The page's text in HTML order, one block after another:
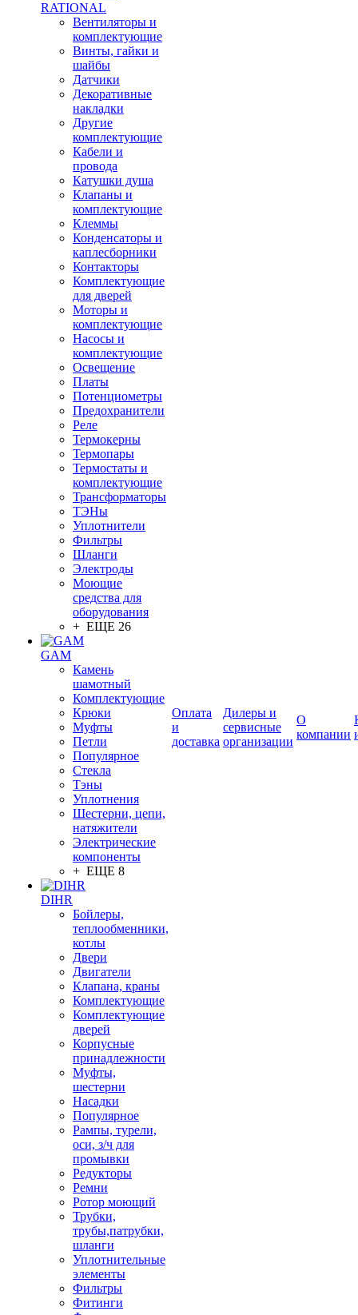
RATIONAL
Вентиляторы и
комплектующие
Винты, гайки и
шайбы
Датчики
Декоративные
накладки
Другие
комплектующие
Кабели и
провода
Катушки душа
Клапаны и
комплектующие
Клеммы
Конденсаторы и
каплесборники
Контакторы
Комплектующие
для дверей
Моторы и
комплектующие
Насосы и
комплектующие
Освещение
Платы
Потенциометры
Предохранители
Реле
Термокерны
Термопары
Термостаты и
комплектующие
Трансформаторы
ТЭНы
Уплотнители
Фильтры
Шланги
Электроды
Моющие
средства для
оборудования
+ ЕЩЕ 26
GAM
Камень
шамотный
Комплектующие
Крюки
Муфты
Петли
Популярное
Стекла
Тэны
Уплотнения
Шестерни, цепи,
натяжители
Электрические
компоненты
+ ЕЩЕ 8
DIHR
Бойлеры,
теплообменники,
котлы
Двери
Двигатели
Клапана, краны
Комплектующие
Комплектующие
дверей
Корпусные
принадлежности
Муфты,
шестерни
Насадки
Популярное
Рампы, турели,
оси, з/ч для
промывки
Редукторы
Ремни
Ротор моющий
Трубки,
трубы,патрубки,
шланги
Уплотнительные
элементы
Фильтры
Фитинги
Оплата
и
доставка
Дилеры и
сервисные
организации
О
компании